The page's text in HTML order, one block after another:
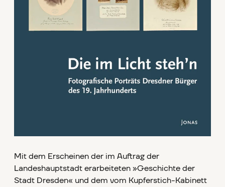
Mit dem Erscheinen der im Auftrag der
Landeshauptstadt erarbeiteten »Geschichte der
Stadt Dresden« und dem vom Kupferstich-Kabinett